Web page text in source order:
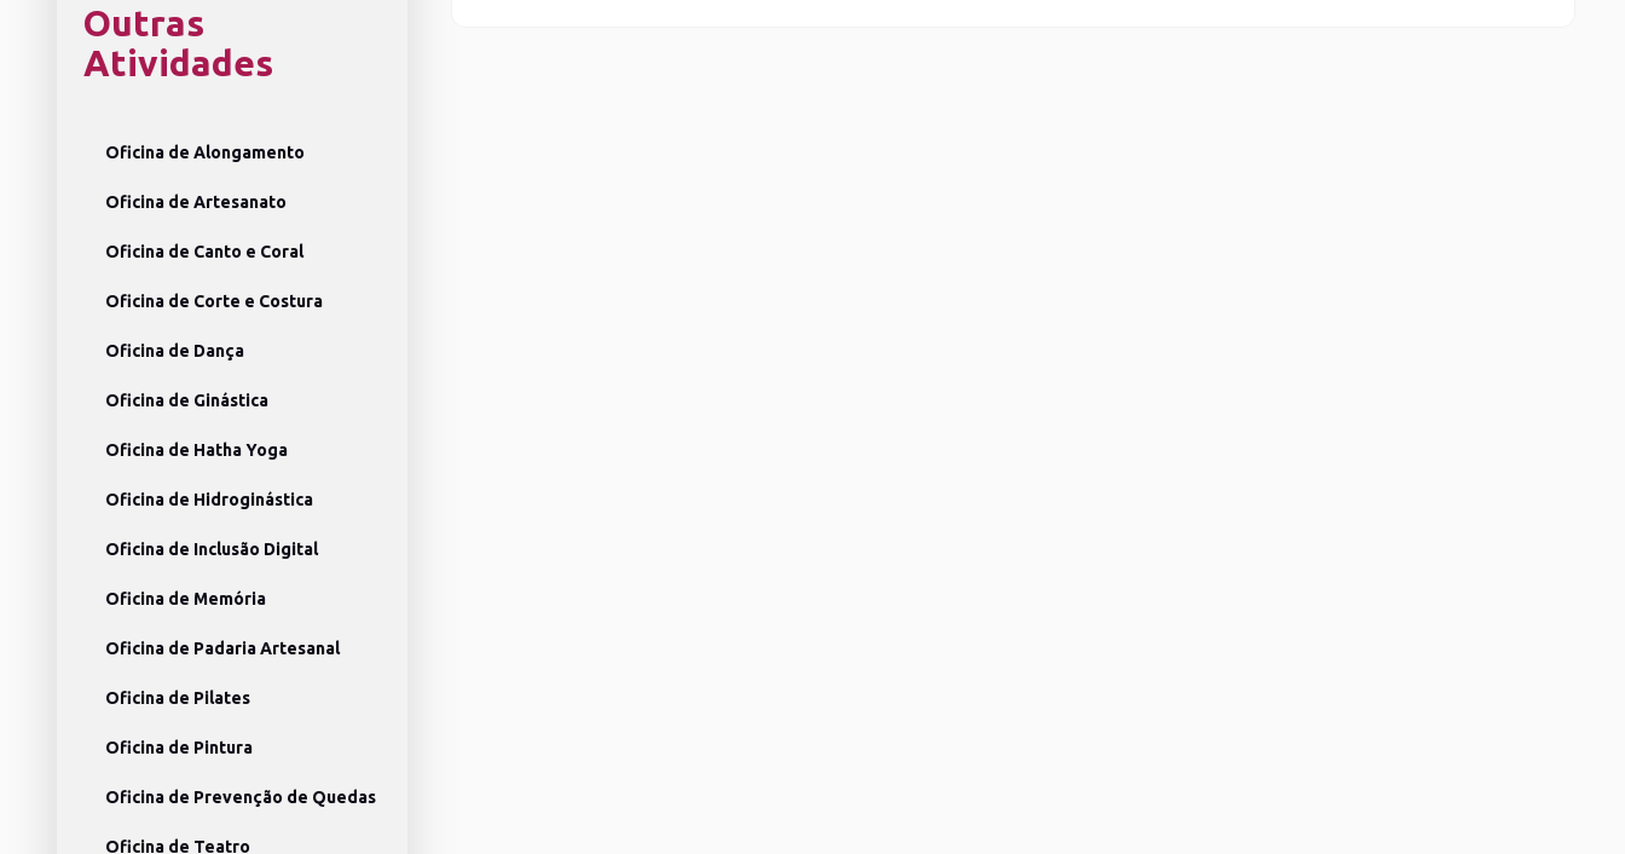
Outras
Atividades
Oficina de Alongamento
Oficina de Artesanato
Oficina de Canto e Coral
Oficina de Corte e Costura
Oficina de Dança
Oficina de Ginástica
Oficina de Hatha Yoga
Oficina de Hidroginástica
Oficina de Inclusão Digital
Oficina de Memória
Oficina de Padaria Artesanal
Oficina de Pilates
Oficina de Pintura
Oficina de Prevenção de Quedas
Oficina de Teatro